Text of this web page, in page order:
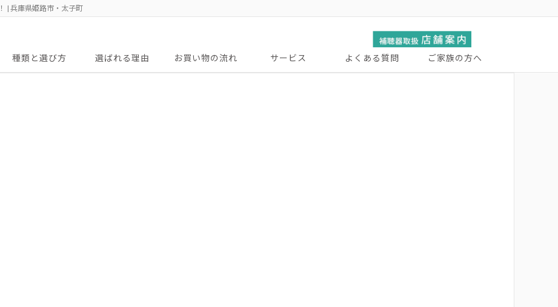
| 兵庫県姫路市・太子町
種類と選び方 選ばれる理由 お買い物の流れ サービス よくある質問 ご家族の方へ